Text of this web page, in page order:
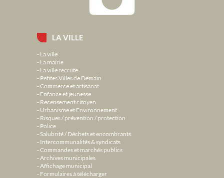
LA VILLE
La ville
La mairie
La ville recrute
Petites Villes de Demain
Commerce et artisanat
Enfance et jeunesse
Recensement citoyen
Urbanisme et Environnement
Risques / prévention / protection
Police
Salubrité / Déchets et encombrants
Intercommunalités & syndicats
Commandes et marchés publics
Archives municipales
Affichage municipal
Formulaires à télécharger